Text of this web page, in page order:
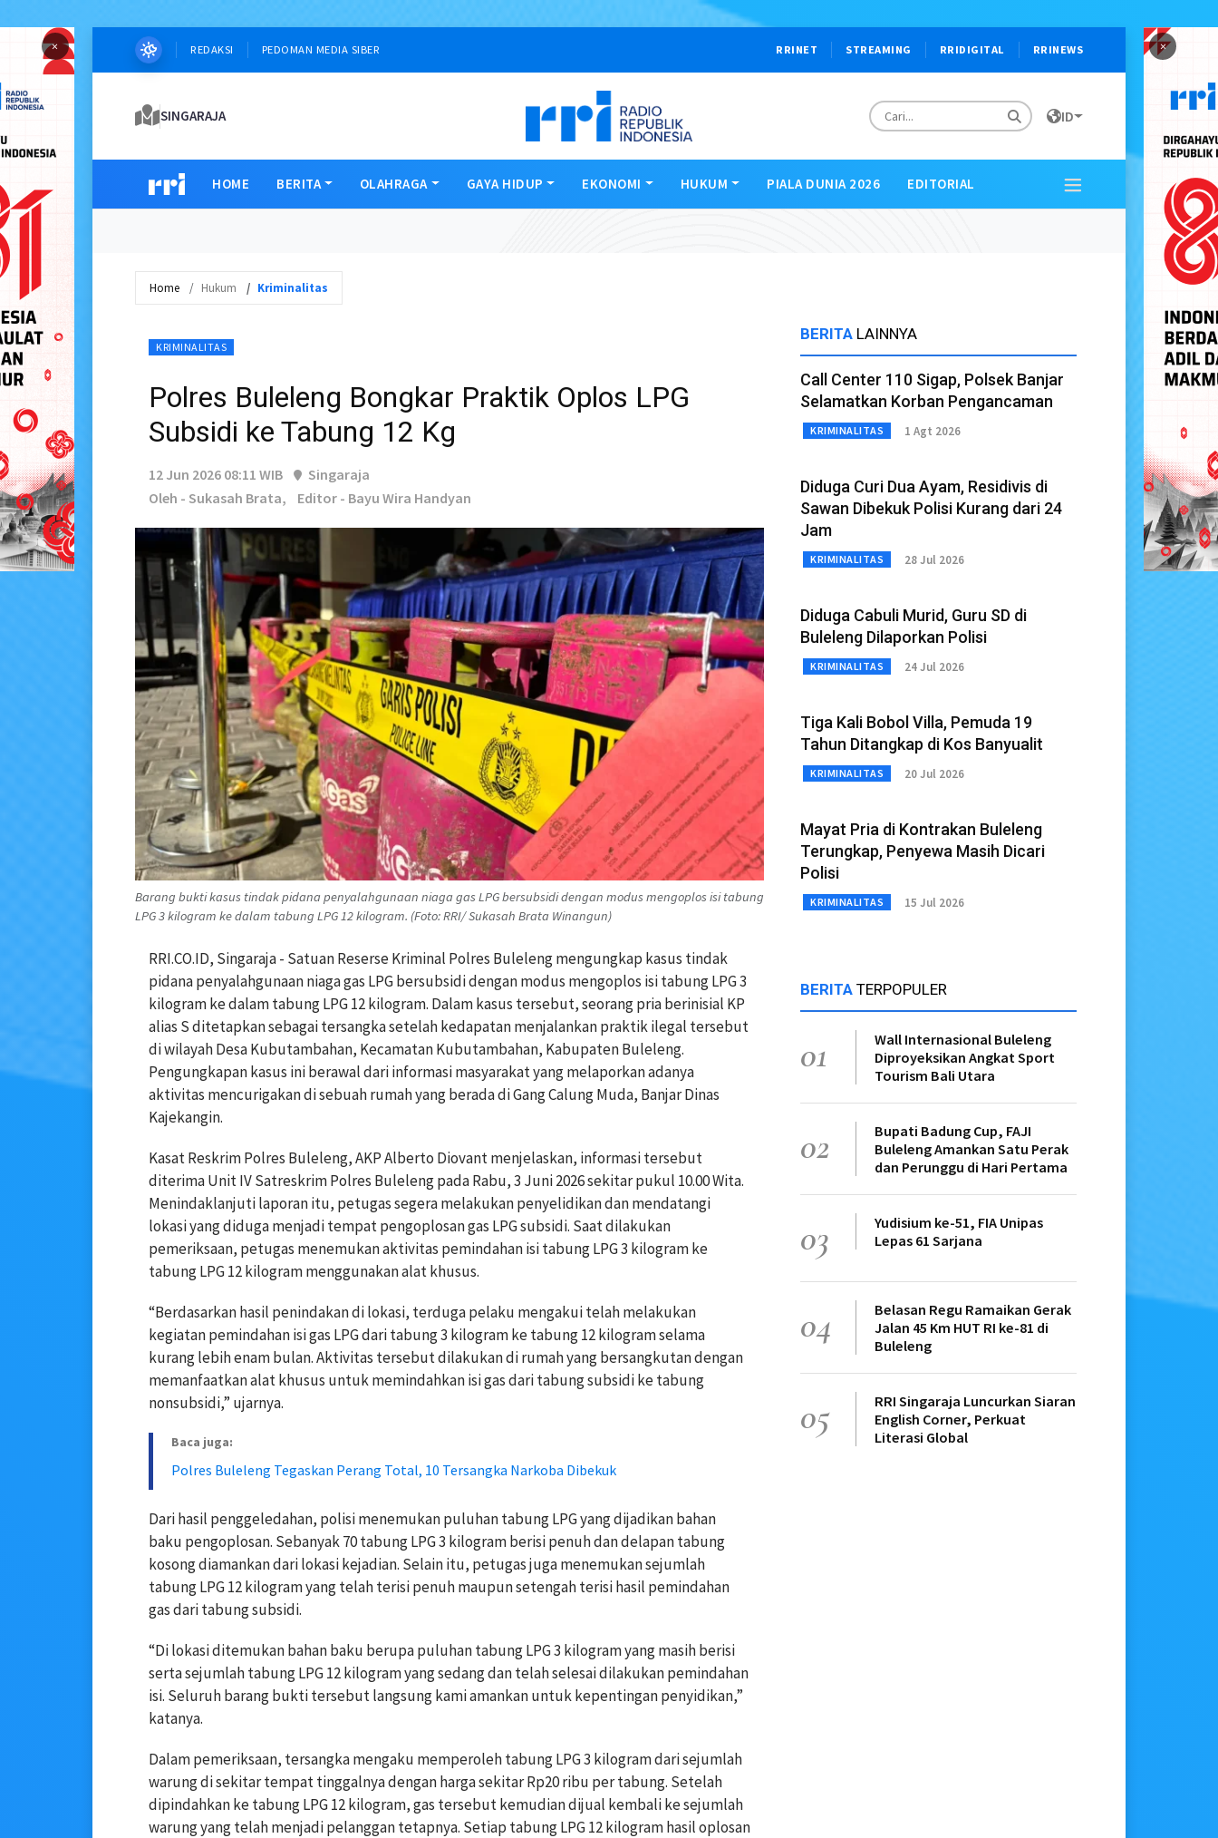
× ×
REDAKSI PEDOMAN MEDIA SIBER RRINET STREAMING RRIDIGITAL RRINEWS
SINGARAJA ID
HOME BERITA OLAHRAGA GAYA HIDUP EKONOMI HUKUM PIALA DUNIA 2026 EDITORIAL
Home Hukum Kriminalitas
KRIMINALITAS
Polres Buleleng Bongkar Praktik Oplos LPG
Subsidi ke Tabung 12 Kg
12 Jun 2026 08:11 WIB
Singaraja
Oleh - Sukasah Brata,
Editor - Bayu Wira Handyan
Barang bukti kasus tindak pidana penyalahgunaan niaga gas LPG bersubsidi dengan modus mengoplos isi tabung
LPG 3 kilogram ke dalam tabung LPG 12 kilogram. (Foto: RRI/ Sukasah Brata Winangun)
RRI.CO.ID, Singaraja - Satuan Reserse Kriminal Polres Buleleng mengungkap kasus tindak
pidana penyalahgunaan niaga gas LPG bersubsidi dengan modus mengoplos isi tabung LPG 3
kilogram ke dalam tabung LPG 12 kilogram. Dalam kasus tersebut, seorang pria berinisial KP
alias S ditetapkan sebagai tersangka setelah kedapatan menjalankan praktik ilegal tersebut
di wilayah Desa Kubutambahan, Kecamatan Kubutambahan, Kabupaten Buleleng.
Pengungkapan kasus ini berawal dari informasi masyarakat yang melaporkan adanya
aktivitas mencurigakan di sebuah rumah yang berada di Gang Calung Muda, Banjar Dinas
Kajekangin.
Kasat Reskrim Polres Buleleng, AKP Alberto Diovant menjelaskan, informasi tersebut
diterima Unit IV Satreskrim Polres Buleleng pada Rabu, 3 Juni 2026 sekitar pukul 10.00 Wita.
Menindaklanjuti laporan itu, petugas segera melakukan penyelidikan dan mendatangi
lokasi yang diduga menjadi tempat pengoplosan gas LPG subsidi. Saat dilakukan
pemeriksaan, petugas menemukan aktivitas pemindahan isi tabung LPG 3 kilogram ke
tabung LPG 12 kilogram menggunakan alat khusus.
“Berdasarkan hasil penindakan di lokasi, terduga pelaku mengakui telah melakukan
kegiatan pemindahan isi gas LPG dari tabung 3 kilogram ke tabung 12 kilogram selama
kurang lebih enam bulan. Aktivitas tersebut dilakukan di rumah yang bersangkutan dengan
memanfaatkan alat khusus untuk memindahkan isi gas dari tabung subsidi ke tabung
nonsubsidi,” ujarnya.
Baca juga:
Polres Buleleng Tegaskan Perang Total, 10 Tersangka Narkoba Dibekuk
Dari hasil penggeledahan, polisi menemukan puluhan tabung LPG yang dijadikan bahan
baku pengoplosan. Sebanyak 70 tabung LPG 3 kilogram berisi penuh dan delapan tabung
kosong diamankan dari lokasi kejadian. Selain itu, petugas juga menemukan sejumlah
tabung LPG 12 kilogram yang telah terisi penuh maupun setengah terisi hasil pemindahan
gas dari tabung subsidi.
“Di lokasi ditemukan bahan baku berupa puluhan tabung LPG 3 kilogram yang masih berisi
serta sejumlah tabung LPG 12 kilogram yang sedang dan telah selesai dilakukan pemindahan
isi. Seluruh barang bukti tersebut langsung kami amankan untuk kepentingan penyidikan,”
katanya.
Dalam pemeriksaan, tersangka mengaku memperoleh tabung LPG 3 kilogram dari sejumlah
warung di sekitar tempat tinggalnya dengan harga sekitar Rp20 ribu per tabung. Setelah
dipindahkan ke tabung LPG 12 kilogram, gas tersebut kemudian dijual kembali ke sejumlah
warung yang telah menjadi pelanggan tetapnya. Setiap tabung LPG 12 kilogram hasil oplosan
BERITA LAINNYA
Call Center 110 Sigap, Polsek Banjar
Selamatkan Korban Pengancaman
KRIMINALITAS 1 Agt 2026
Diduga Curi Dua Ayam, Residivis di
Sawan Dibekuk Polisi Kurang dari 24
Jam
KRIMINALITAS 28 Jul 2026
Diduga Cabuli Murid, Guru SD di
Buleleng Dilaporkan Polisi
KRIMINALITAS 24 Jul 2026
Tiga Kali Bobol Villa, Pemuda 19
Tahun Ditangkap di Kos Banyualit
KRIMINALITAS 20 Jul 2026
Mayat Pria di Kontrakan Buleleng
Terungkap, Penyewa Masih Dicari
Polisi
KRIMINALITAS 15 Jul 2026
BERITA TERPOPULER
01
Wall Internasional Buleleng
Diproyeksikan Angkat Sport
Tourism Bali Utara
02
Bupati Badung Cup, FAJI
Buleleng Amankan Satu Perak
dan Perunggu di Hari Pertama
03
Yudisium ke-51, FIA Unipas
Lepas 61 Sarjana
04
Belasan Regu Ramaikan Gerak
Jalan 45 Km HUT RI ke-81 di
Buleleng
05
RRI Singaraja Luncurkan Siaran
English Corner, Perkuat
Literasi Global